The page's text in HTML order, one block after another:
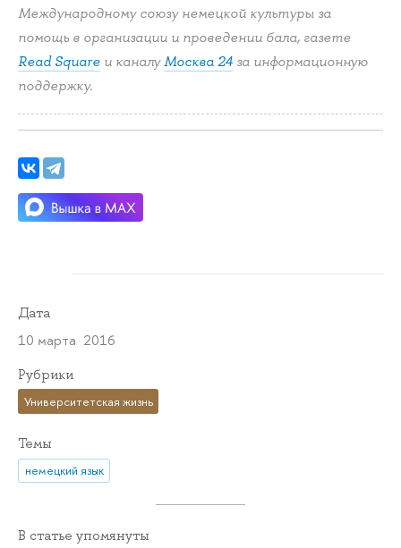
Международному союзу немецкой культуры за
помощь в организации и проведении бала, газете
Read Square и каналуМосква 24 за информационную
поддержку.
Дата
10 марта 2016
Рубрики
Университетская жизнь
Темы
немецкий язык
В статье упомянуты